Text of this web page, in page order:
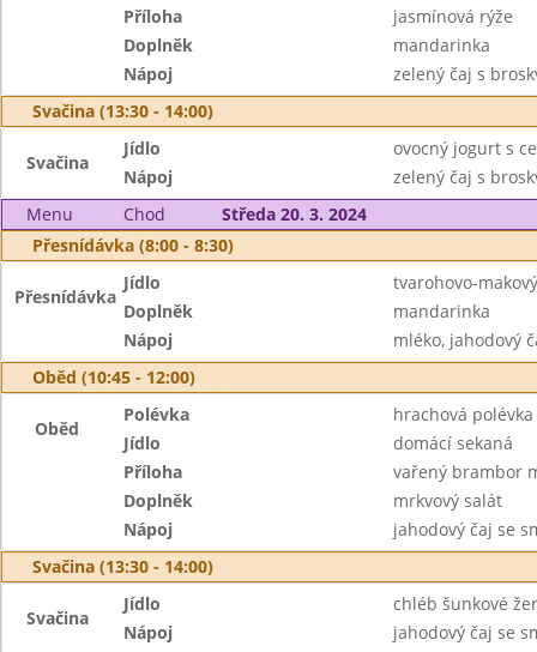
Příloha
jasmínová rýže
Doplněk
mandarinka
Nápoj
zelený čaj s
Svačina (13:30 - 14:00)
Svačina
Jídlo
ovocný jogurt s
Nápoj
zelený čaj s
Menu
Chod
Středa 20. 3. 2024
Přesnídávka (8:00 - 8:30)
Přesnídávka
Jídlo
tvarohovo-
Doplněk
mandarinka
Nápoj
mléko, jahodový
Oběd (10:45 - 12:00)
Oběd
Polévka
hrachová polévka
Jídlo
domácí sekaná
Příloha
vařený brambor
Doplněk
mrkvový salát
Nápoj
jahodový čaj se
Svačina (13:30 - 14:00)
Svačina
Jídlo
chléb šunkové
Nápoj
jahodový čaj se